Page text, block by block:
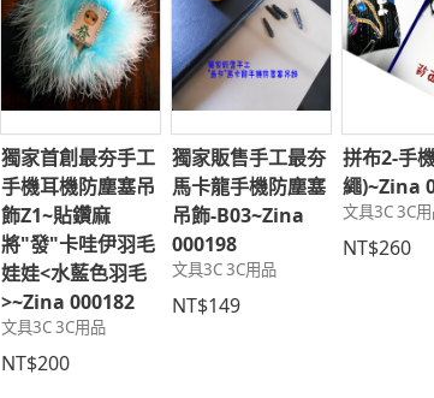
獨家首創最夯手工
手機耳機防塵塞吊
飾Z1~貼鑽麻
將"發"卡哇伊羽毛
娃娃<水藍色羽毛
>~Zina 000182
文具3C 3C用品
NT$200
獨家販售手工最夯
馬卡龍手機防塵塞
吊飾-B03~Zina
000198
文具3C 3C用品
NT$149
拼布2-手
繩)~Zina
文具3C 3C
NT$260